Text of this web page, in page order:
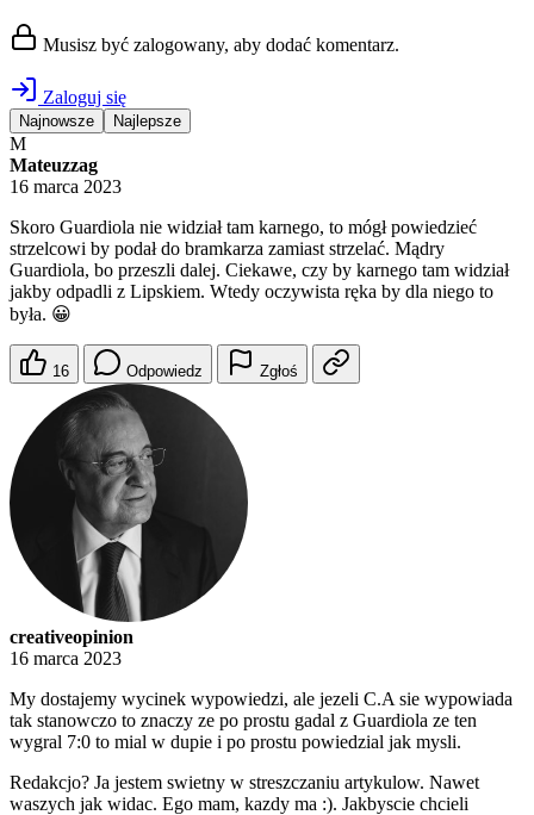
Musisz być zalogowany, aby dodać komentarz.
Zaloguj się
Najnowsze Najlepsze
M
Mateuzzag
16 marca 2023
Skoro Guardiola nie widział tam karnego, to mógł powiedzieć
strzelcowi by podał do bramkarza zamiast strzelać. Mądry
Guardiola, bo przeszli dalej. Ciekawe, czy by karnego tam widział
jakby odpadli z Lipskiem. Wtedy oczywista ręka by dla niego to
była. 😀
16 Odpowiedz Zgłoś
creativeopinion
16 marca 2023
My dostajemy wycinek wypowiedzi, ale jezeli C.A sie wypowiada
tak stanowczo to znaczy ze po prostu gadal z Guardiola ze ten
wygral 7:0 to mial w dupie i po prostu powiedzial jak mysli.
Redakcjo? Ja jestem swietny w streszczaniu artykulow. Nawet
waszych jak widac. Ego mam, kazdy ma :). Jakbyscie chcieli